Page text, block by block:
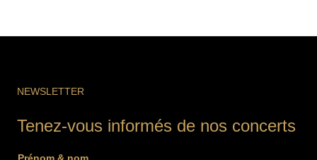
NEWSLETTER
Tenez-vous informés de nos concerts